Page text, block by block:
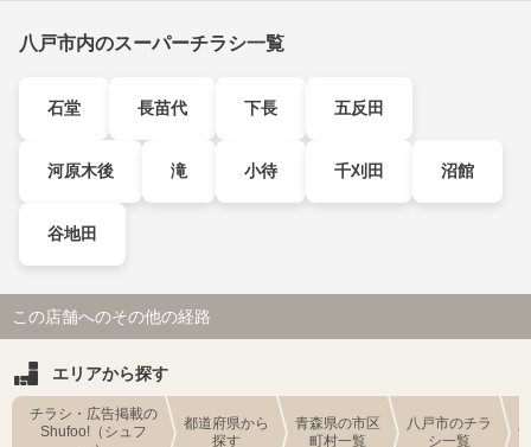
八戸市内のスーパーチラシ一覧
石堂 長苗代 下長 五反田
河原木後 滝 小待 千刈田 沼館
谷地田
この店舗へのその他の経路
エリアから探す
チラシ・広告掲載の
Shufoo!（シュフ
都道府県から
探す
青森県の市区
町村一覧
八戸市のチラ
シ一覧